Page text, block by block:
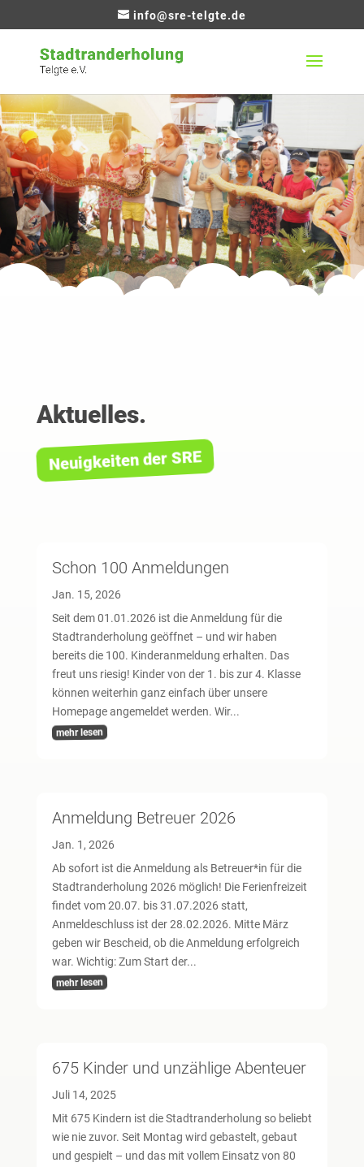
info@sre-telgte.de
Aktuelles.
Neuigkeiten der SRE
Schon 100 Anmeldungen
Jan. 15, 2026
Seit dem 01.01.2026 ist die Anmeldung für die
Stadtranderholung geöffnet – und wir haben
bereits die 100. Kinderanmeldung erhalten. Das
freut uns riesig! Kinder von der 1. bis zur 4. Klasse
können weiterhin ganz einfach über unsere
Homepage angemeldet werden. Wir...
mehr lesen
Anmeldung Betreuer 2026
Jan. 1, 2026
Ab sofort ist die Anmeldung als Betreuer*in für die
Stadtranderholung 2026 möglich! Die Ferienfreizeit
findet vom 20.07. bis 31.07.2026 statt,
Anmeldeschluss ist der 28.02.2026. Mitte März
geben wir Bescheid, ob die Anmeldung erfolgreich
war. Wichtig: Zum Start der...
mehr lesen
675 Kinder und unzählige Abenteuer
Juli 14, 2025
Mit 675 Kindern ist die Stadtranderholung so beliebt
wie nie zuvor. Seit Montag wird gebastelt, gebaut
und gespielt – und das mit vollem Einsatz von 80